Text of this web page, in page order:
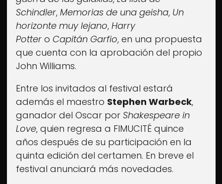
Accesibilidad
Aviso Legal
Cookies
Schindler, Memorias de una geisha, Un
horizonte muy lejano, Harry
Pottero Capitán Garfio, en una propuesta
que cuenta con la aprobación del propio
John Williams.
Entre los invitados al festival estará
además el maestro Stephen Warbeck,
ganador del Oscar por Shakespeare in
Love, quien regresa a FIMUCITÉ quince
años después de su participación en la
quinta edición del certamen. En breve el
festival anunciará más novedades.